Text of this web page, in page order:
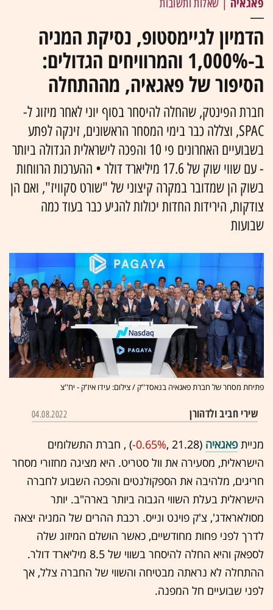
| שאלות ותשובות
הדמיון לגיימסטופ, נסיקת המניה
ב-1,000% והמרוויחים הגדולים:
הסיפור של פאגאיה, מההתחלה
חברת הפינטק, שהחלה להיסחר בסוף יוני לאחר מיזוג ל-
SPAC, וצללה כבר בימי המסחר הראשונים, זינקה לפתע
בשבועיים האחרונים פי 10 והפכה לישראלית הגדולה ביותר
- עם שווי שוק של 17.6 מיליארד דולר • ההערכות הרווחות
בשוק הן שמדובר במקרה קיצוני של "שורט סקוויז", ואם הן
צודקות, הירידות החדות יכולות להגיע כבר בעוד כמה
שבועות
פתיחת מסחר של חברת פאגאיה בנאסד''ק / צילום: עידו איז'ק - יח''צ
שירי חביב ולדהורן 04.08.2022
מנייתפאגאיה (21.28 ,‎
-0.65%‏) , חברת התשלומים
הישראלית, מסעירה את וול סטריט. היא מציגה מחזורי מסחר
חריגים, מלהיבה את הספקולנטים והפכה השבוע לחברה
הישראלית בעלת השווי הגבוה ביותר בארה"ב. יותר
מסולאראדג', צ'ק פוינט ונייס. רכבת ההרים של המניה יצאה
לדרך לפני פחות מחודשיים, כאשר הושלם המיזוג שלה
לספאק והיא החלה להיסחר בשווי של 8.5 מיליארד דולר.
ההתחלה לא נראתה מבטיחה והשווי של החברה צלל, אך
לפני שבועיים חל המפנה.